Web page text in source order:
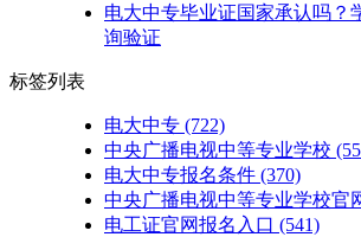
电大中专毕业证国家承认吗？
询验证
标签列表
电大中专 (722)
中央广播电视中等专业学校
电大中专报名条件 (370)
中央广播电视中等专业学校官
电工证官网报名入口 (541)